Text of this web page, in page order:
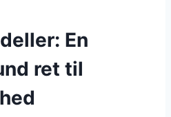
En
ret til